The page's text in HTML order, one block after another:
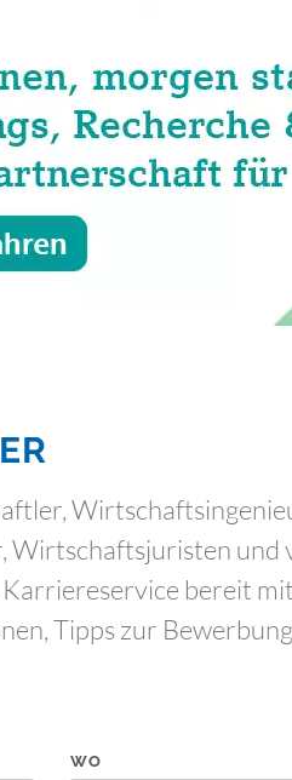
und
bereit
Tipps zur
WO